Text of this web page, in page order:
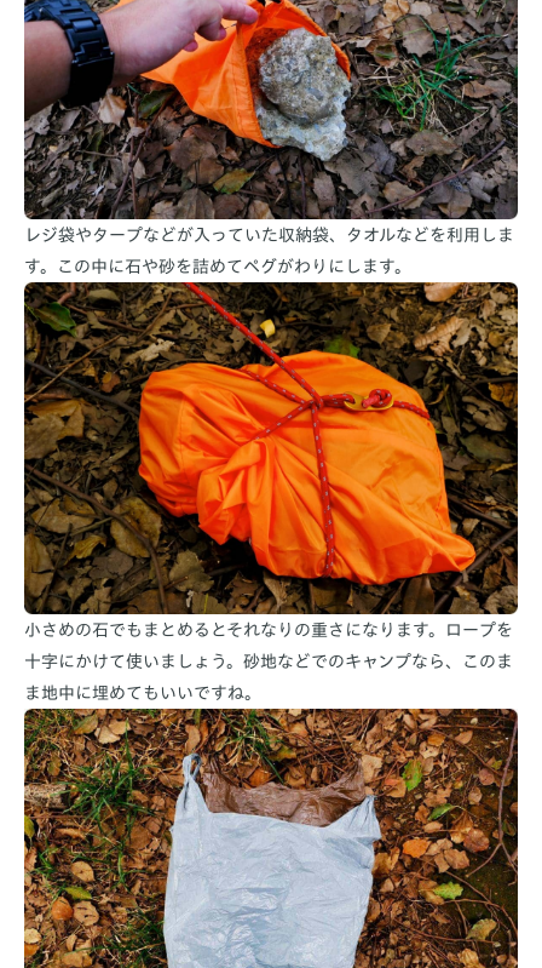
レジ袋やタープなどが入っていた収納袋、タオルなどを利用しま
す。この中に石や砂を詰めてペグがわりにします。
小さめの石でもまとめるとそれなりの重さになります。ロープを
十字にかけて使いましょう。砂地などでのキャンプなら、このま
ま地中に埋めてもいいですね。